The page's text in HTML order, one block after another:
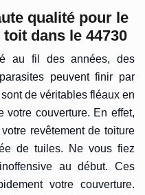
qualité pour le
dans le 44730
au fil des années, des
peuvent finir par
de véritables fléaux en
votre couverture. En effet,
revêtement de toiture
de tuiles. Ne vous fiez
au début. Ces
votre couverture.